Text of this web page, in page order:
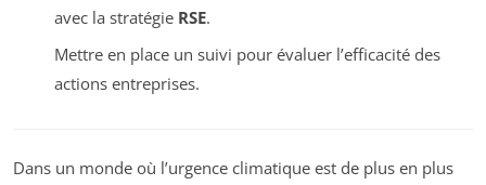
avec la stratégie RSE.
Mettre en place un suivi pour évaluer l’efficacité des
actions entreprises.
Dans un monde où l’urgence climatique est de plus en plus